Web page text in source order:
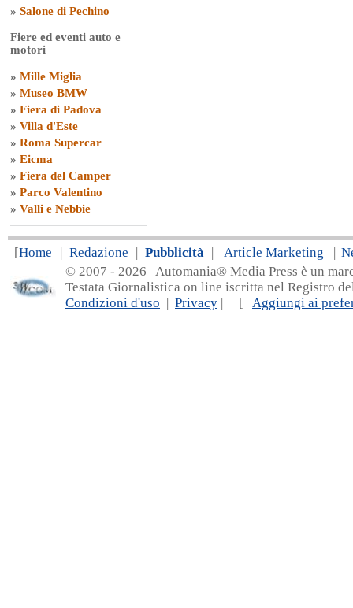
» Salone di Pechino
Fiere ed eventi auto e
motori
» Mille Miglia
» Museo BMW
» Fiera di Padova
» Villa d'Este
» Roma Supercar
» Eicma
» Fiera del Camper
» Parco Valentino
» Valli e Nebbie
[Home | Redazione | Pubblicità | Article Marketing |
© 2007 - 2026 Automania® Media Press è un
Testata Giornalistica on line iscritta nel Registro
Condizioni d'uso | Privacy | [ Aggiungi ai